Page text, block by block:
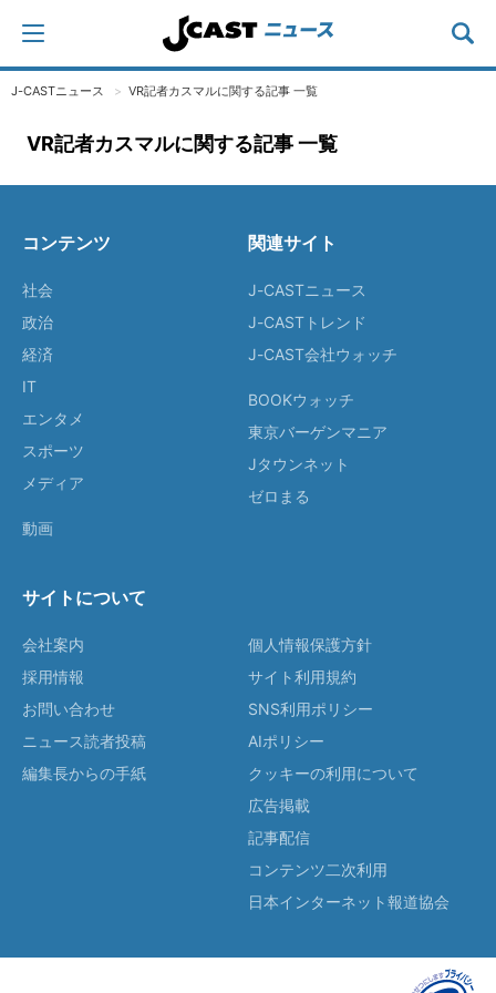
J-CASTニュース VR記者カスマルに関する記事 一覧
VR記者カスマルに関する記事 一覧
コンテンツ
社会
政治
経済
IT
エンタメ
スポーツ
メディア
動画
関連サイト
J-CASTニュース
J-CASTトレンド
J-CAST会社ウォッチ
BOOKウォッチ
東京バーゲンマニア
Jタウンネット
ゼロまる
サイトについて
会社案内
採用情報
お問い合わせ
ニュース読者投稿
編集長からの手紙
個人情報保護方針
サイト利用規約
SNS利用ポリシー
AIポリシー
クッキーの利用について
広告掲載
記事配信
コンテンツ二次利用
日本インターネット報道協会